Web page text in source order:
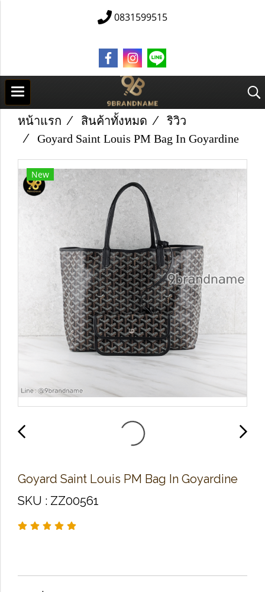
0831599515
หน้าแรก สินค้าทั้งหมด
ริวิว
Goyard Saint Louis PM Bag In Goyardine
New
Goyard Saint Louis PM Bag In Goyardine
SKU : ZZ00561